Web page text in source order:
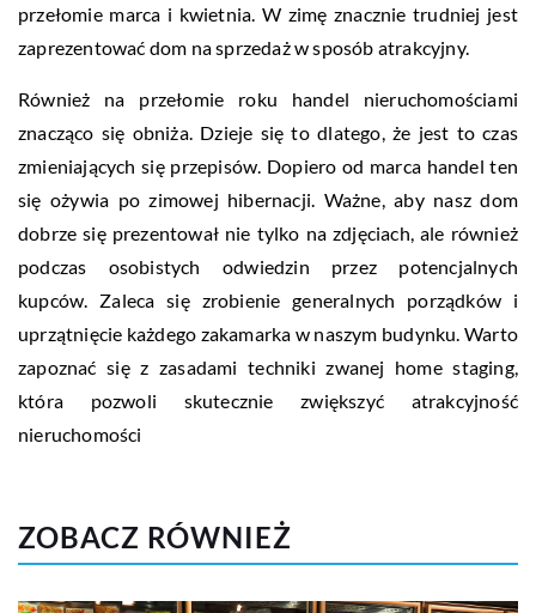
przełomie marca i kwietnia. W zimę znacznie trudniej jest
zaprezentować dom na sprzedaż w sposób atrakcyjny.
Również na przełomie roku handel nieruchomościami
znacząco się obniża. Dzieje się to dlatego, że jest to czas
zmieniających się przepisów. Dopiero od marca handel ten
się ożywia po zimowej hibernacji. Ważne, aby nasz dom
dobrze się prezentował nie tylko na zdjęciach, ale również
podczas osobistych odwiedzin przez potencjalnych
kupców. Zaleca się zrobienie generalnych porządków i
uprzątnięcie każdego zakamarka w naszym budynku. Warto
zapoznać się z zasadami techniki zwanej home staging,
która pozwoli skutecznie zwiększyć atrakcyjność
nieruchomości
ZOBACZ RÓWNIEŻ